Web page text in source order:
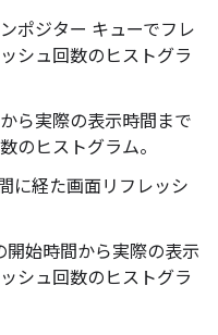
ポジター キューでフレ
シュ回数のヒストグラ
ら実際の表示時間まで
のヒストグラム。
に経た画面リフレッシ
開始時間から実際の表示
シュ回数のヒストグラ